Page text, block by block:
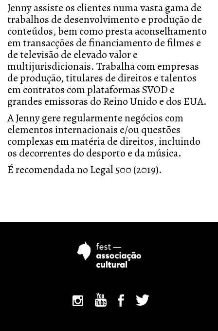
Jenny assiste os clientes numa vasta gama de
trabalhos de desenvolvimento e produção de
conteúdos, bem como presta aconselhamento
em transacções de financiamento de filmes e
de televisão de elevado valor e
multijurisdicionais. Trabalha com empresas
de produção, titulares de direitos e talentos
em contratos com plataformas SVOD e
grandes emissoras do Reino Unido e dos EUA.
A Jenny gere regularmente negócios com
elementos internacionais e/ou questões
complexas em matéria de direitos, incluindo
os decorrentes do desporto e da música.
É recomendada no Legal 500 (2019).